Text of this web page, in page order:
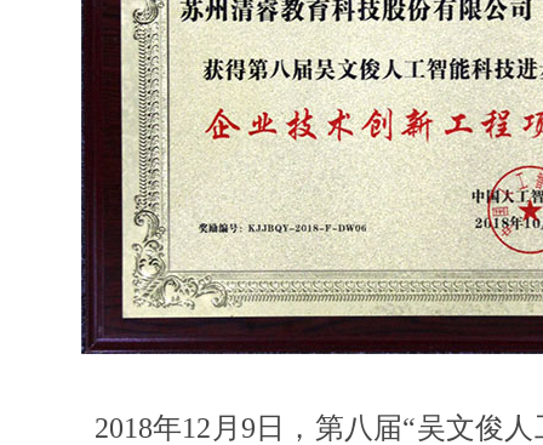
2018年12月9日，第八届“吴文俊